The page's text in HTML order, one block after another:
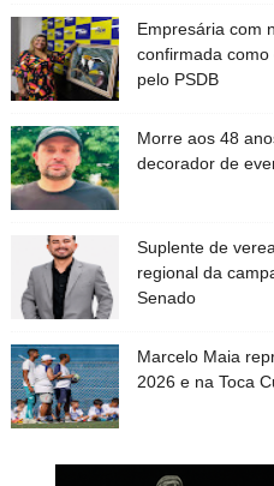
Empresária com
confirmada
pelo PSDB
Morre aos 48
decorador de
Suplente de
regional da
Senado
Marcelo Maia
2026 e na Toca